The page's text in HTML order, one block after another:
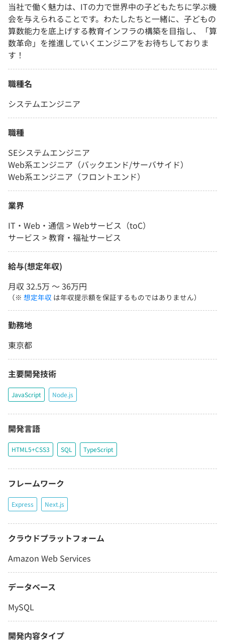
当社で働く魅力は、ITの力で世界中の子どもたちに学ぶ機
会を与えられることです。わたしたちと一緒に、子どもの
算数能力を底上げする教育インフラの構築を目指し、「算
数革命」を推進していくエンジニアをお待ちしておりま
す！
職種名
システムエンジニア
職種
SEシステムエンジニア
Web系エンジニア（バックエンド/サーバサイド）
Web系エンジニア（フロントエンド）
業界
IT・Web・通信 > Webサービス（toC）
サービス > 教育・福祉サービス
給与(想定年収)
月収 32.5万 〜 36万円
（※ 想定年収 は年収提示額を保証するものではありません）
勤務地
東京都
主要開発技術
JavaScript Node.js
開発言語
HTML5+CSS3 SQL TypeScript
フレームワーク
Express Next.js
クラウドプラットフォーム
Amazon Web Services
データベース
MySQL
開発内容タイプ